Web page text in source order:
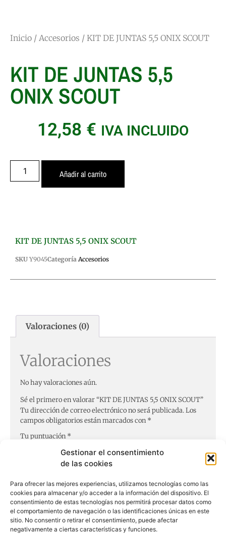
Gestionar el consentimiento
de las cookies
Para ofrecer las mejores experiencias, utilizamos tecnologías como las
cookies para almacenar y/o acceder a la información del dispositivo. El
consentimiento de estas tecnologías nos permitirá procesar datos como
el comportamiento de navegación o las identificaciones únicas en este
sitio. No consentir o retirar el consentimiento, puede afectar
negativamente a ciertas características y funciones.
Inicio / Accesorios / KIT DE JUNTAS 5,5 ONIX SCOUT
KIT DE JUNTAS 5,5
ONIX SCOUT
12,58 € IVA INCLUIDO
Añadir al carrito
KIT DE JUNTAS 5,5 ONIX SCOUT
SKU Y9045Categoría Accesorios
Valoraciones (0)
Valoraciones
No hay valoraciones aún.
Sé el primero en valorar “KIT DE JUNTAS 5,5 ONIX SCOUT”
Tu dirección de correo electrónico no será publicada.Los
campos obligatorios están marcados con *
Tu puntuación *
Tu valoración*
Nombre*